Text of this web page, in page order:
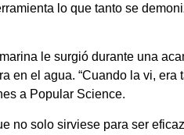
lo que tanto se
le surgió durante una
en el agua. “Cuando la vi, era
a Popular Science.
no solo sirviese para ser